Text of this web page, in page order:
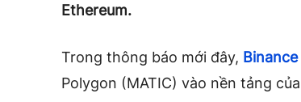
Ethereum.
Trong thông báo mới đây, Binance
Polygon (MATIC) vào nền tảng